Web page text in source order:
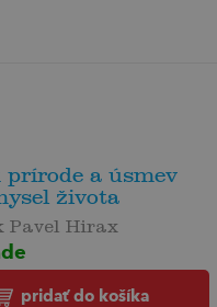
prírode a úsmev
života
Pavel Hirax
pridať do košíka